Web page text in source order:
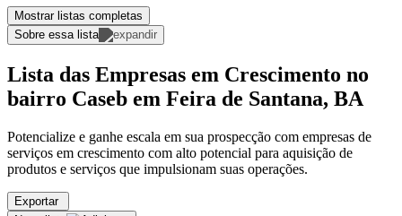
Mostrar listas completas
Sobre essa lista
Lista das Empresas em Crescimento no
bairro Caseb em Feira de Santana, BA
Potencialize e ganhe escala em sua prospecção com empresas de
serviços em crescimento com alto potencial para aquisição de
produtos e serviços que impulsionam suas operações.
Exportar